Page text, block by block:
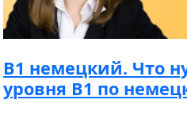
B1 немецкий. Что
уровня B1 по